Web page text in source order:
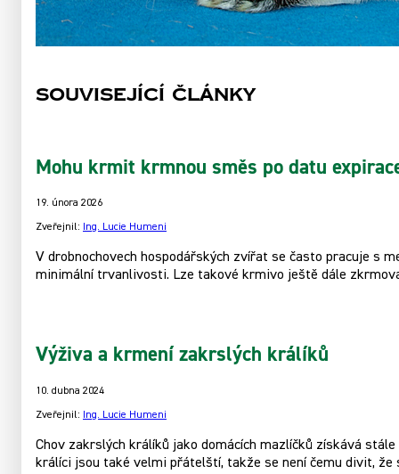
Související články
Mohu krmit krmnou směs po datu
19. února 2026
Zveřejnil: Ing. Lucie Humeni
V drobnochovech hospodářských zvířat se často pracuje s
minimální trvanlivosti. Lze takové krmivo ještě dále
Výživa a krmení zakrslých králíků
10. dubna 2024
Zveřejnil: Ing. Lucie Humeni
Chov zakrslých králíků jako domácích mazlíčků získává
králíci jsou také velmi přátelští, takže se není čemu divit,